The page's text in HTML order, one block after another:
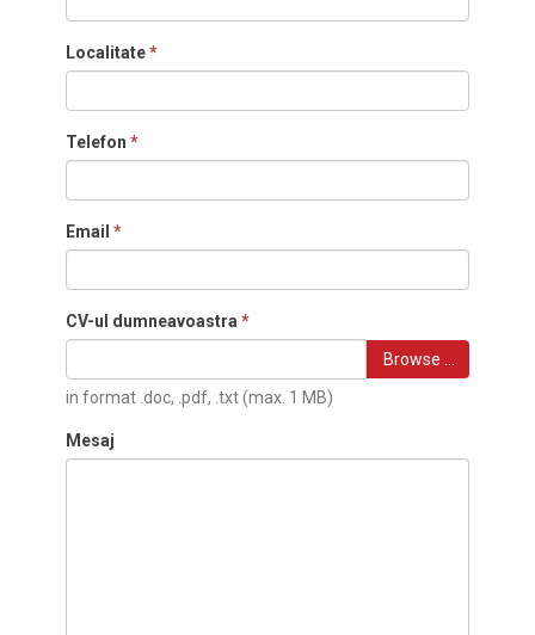
Localitate*
Telefon *
Email *
CV-ul dumneavoastra *
Browse …
in format .doc, .pdf, .txt (max. 1 MB)
Mesaj